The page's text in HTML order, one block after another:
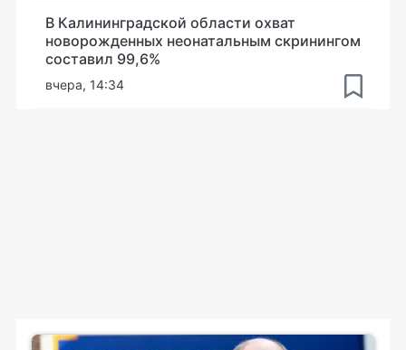
В Калининградской области охват
новорожденных неонатальным скринингом
составил 99,6%
вчера, 14:34